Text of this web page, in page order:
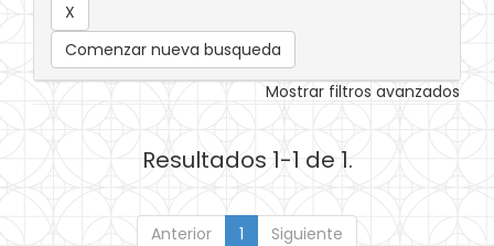
Comenzar nueva busqueda
Mostrar filtros avanzados
Resultados 1-1 de 1.
Anterior 1 Siguiente